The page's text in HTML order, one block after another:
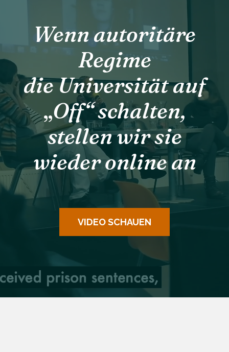
Wenn autoritäre
Regime
die Universität auf
„Off“ schalten,
stellen wir sie
wieder online an
VIDEO SCHAUEN